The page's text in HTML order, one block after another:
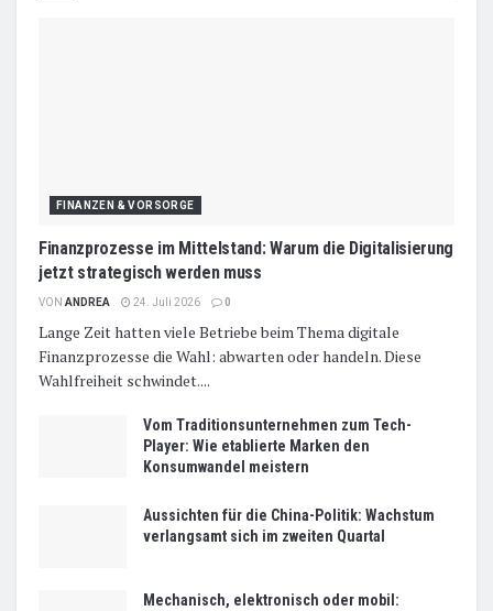
FINANZEN & VORSORGE
Finanzprozesse im Mittelstand: Warum die Digitalisierung
jetzt strategisch werden muss
VON ANDREA 24. Juli 2026 0
Lange Zeit hatten viele Betriebe beim Thema digitale
Finanzprozesse die Wahl: abwarten oder handeln. Diese
Wahlfreiheit schwindet....
Vom Traditionsunternehmen zum Tech-
Player: Wie etablierte Marken den
Konsumwandel meistern
Aussichten für die China-Politik: Wachstum
verlangsamt sich im zweiten Quartal
Mechanisch, elektronisch oder mobil: